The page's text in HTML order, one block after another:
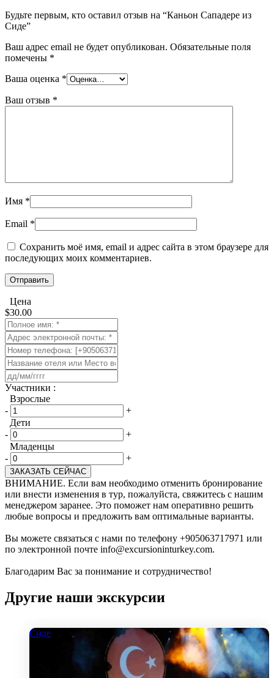
Будьте первым, кто оставил отзыв на “Каньон Сападере из
Сиде”
Ваш адрес email не будет опубликован. Обязательные поля
помечены *
Ваша оценка *
Ваш отзыв *
Имя *
Email *
Сохранить моё имя, email и адрес сайта в этом браузере для
последующих моих комментариев.
Цена
$30.00
​Участники :
Взрослые
-
+
Дети
-
+
Младенцы
-
+
ЗАКАЗАТЬ СЕЙЧАС
ВНИМАНИЕ. Если вам необходимо отменить бронирование
или внести изменения в тур, пожалуйста, свяжитесь с нашим
менеджером заранее. Это поможет нам оперативно решить
любые вопросы и предложить вам оптимальные варианты.
Вы можете связаться с нами по телефону +905063717971 или
по электронной почте info@excursioninturkey.com.
Благодарим Вас за понимание и сотрудничество!
Другие наши экскурсии
Сиде